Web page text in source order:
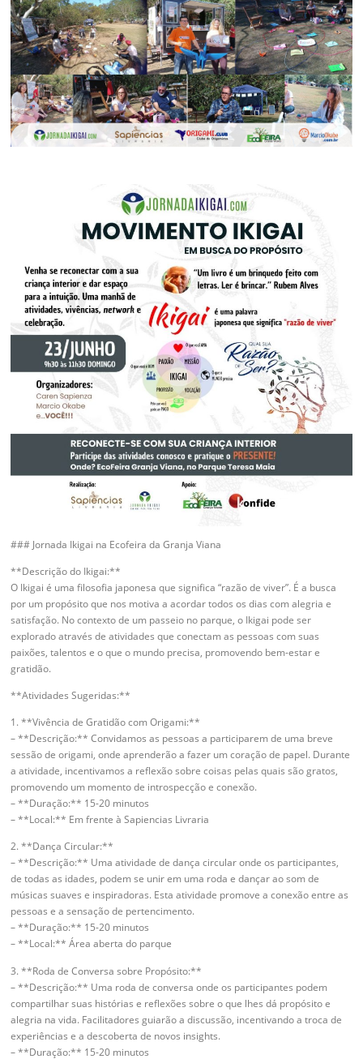
### Jornada Ikigai na Ecofeira da Granja Viana
**Descrição do Ikigai:**
O Ikigai é uma filosofia japonesa que significa “razão de viver”. É a busca
por um propósito que nos motiva a acordar todos os dias com alegria e
satisfação. No contexto de um passeio no parque, o Ikigai pode ser
explorado através de atividades que conectam as pessoas com suas
paixões, talentos e o que o mundo precisa, promovendo bem-estar e
gratidão.
**Atividades Sugeridas:**
1. **Vivência de Gratidão com Origami:**
– **Descrição:** Convidamos as pessoas a participarem de uma breve
sessão de origami, onde aprenderão a fazer um coração de papel. Durante
a atividade, incentivamos a reflexão sobre coisas pelas quais são gratos,
promovendo um momento de introspecção e conexão.
– **Duração:** 15-20 minutos
– **Local:** Em frente à Sapiencias Livraria
2. **Dança Circular:**
– **Descrição:** Uma atividade de dança circular onde os participantes,
de todas as idades, podem se unir em uma roda e dançar ao som de
músicas suaves e inspiradoras. Esta atividade promove a conexão entre as
pessoas e a sensação de pertencimento.
– **Duração:** 15-20 minutos
– **Local:** Área aberta do parque
3. **Roda de Conversa sobre Propósito:**
– **Descrição:** Uma roda de conversa onde os participantes podem
compartilhar suas histórias e reflexões sobre o que lhes dá propósito e
alegria na vida. Facilitadores guiarão a discussão, incentivando a troca de
experiências e a descoberta de novos insights.
– **Duração:** 15-20 minutos